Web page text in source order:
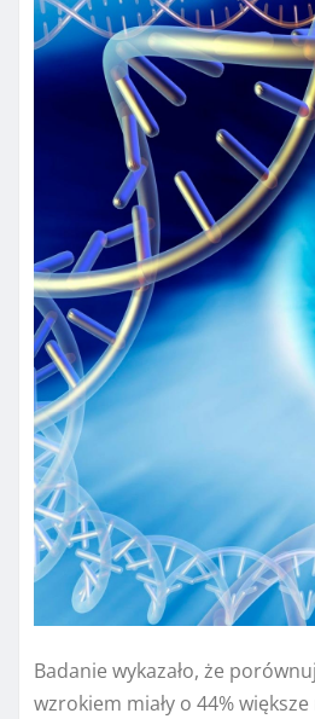
Badanie wykazało, że
wzrokiem miały o 44%